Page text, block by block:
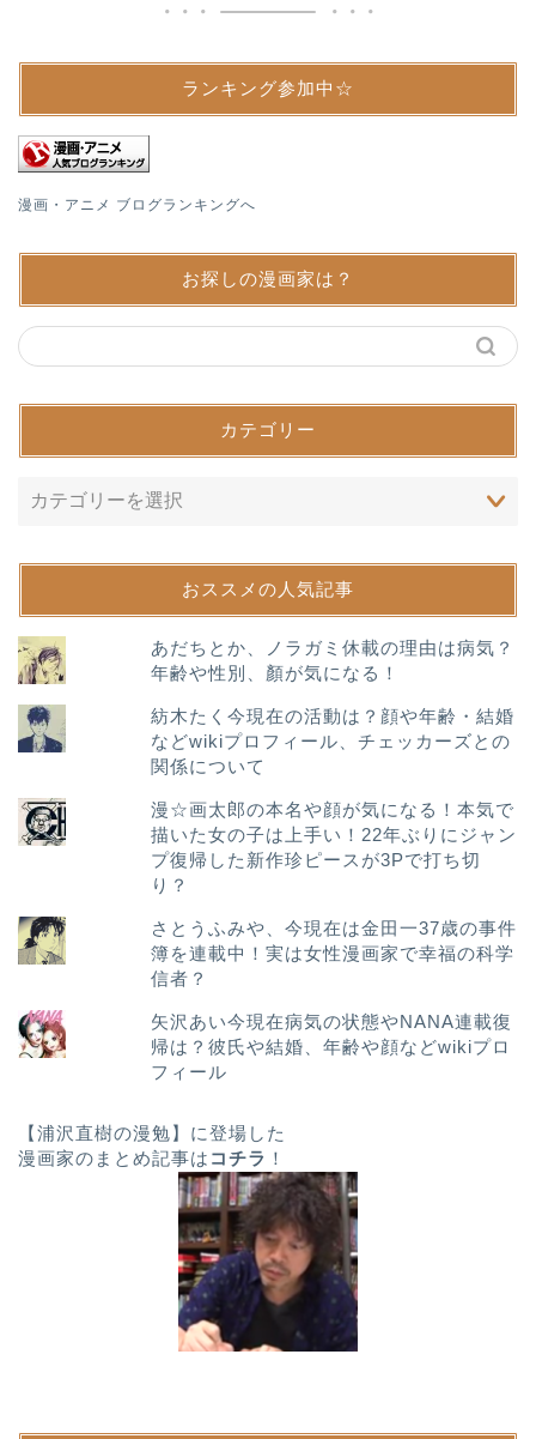
ランキング参加中☆
漫画・アニメ ブログランキングへ
お探しの漫画家は？
カテゴリー
おススメの人気記事
あだちとか、ノラガミ休載の理由は病気？
年齢や性別、顏が気になる！
紡木たく今現在の活動は？顔や年齢・結婚
などwikiプロフィール、チェッカーズとの
関係について
漫☆画太郎の本名や顔が気になる！本気で
描いた女の子は上手い！22年ぶりにジャン
プ復帰した新作珍ピースが3Pで打ち切
り？
さとうふみや、今現在は金田一37歳の事件
簿を連載中！実は女性漫画家で幸福の科学
信者？
矢沢あい今現在病気の状態やNANA連載復
帰は？彼氏や結婚、年齢や顔などwikiプロ
フィール
【浦沢直樹の漫勉】に登場した
漫画家のまとめ記事は コチラ ！